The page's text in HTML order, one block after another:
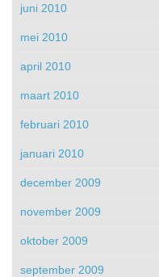
juni 2010
mei 2010
april 2010
maart 2010
februari 2010
januari 2010
december 2009
november 2009
oktober 2009
september 2009